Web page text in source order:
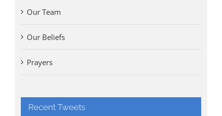
Our Team
Our Beliefs
Prayers
Recent Tweets